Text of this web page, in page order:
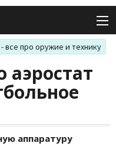
все про оружие и технику
аэростат
аппаратуру